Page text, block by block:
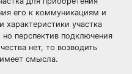
его к коммуникациям и
характеристики участка
перспектив подключения
нет, то возводить
смысла.